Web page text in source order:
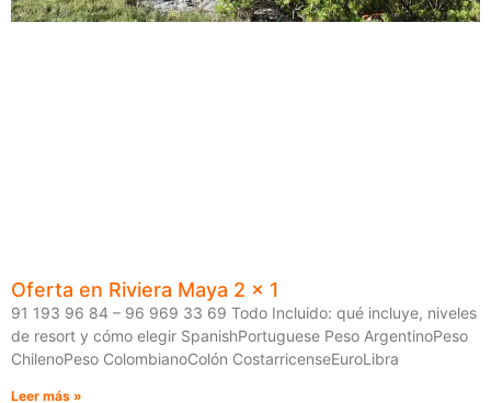
Oferta en Riviera Maya 2 x 1
91 193 96 84 – 96 969 33 69 Todo Incluido: qué incluye, niveles
de resort y cómo elegir SpanishPortuguese Peso ArgentinoPeso
ChilenoPeso ColombianoColón CostarricenseEuroLibra
Leer más »